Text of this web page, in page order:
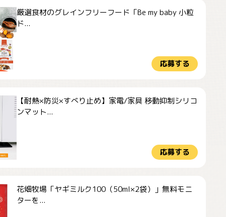
厳選食材のグレインフリーフード「Be my baby 小粒
ド...
応募する
【耐熱×防災×すべり止め】家電/家具 移動抑制シリコ
ンマット...
応募する
花畑牧場「ヤギミルク100（50ml×2袋）」無料モニ
ターを...